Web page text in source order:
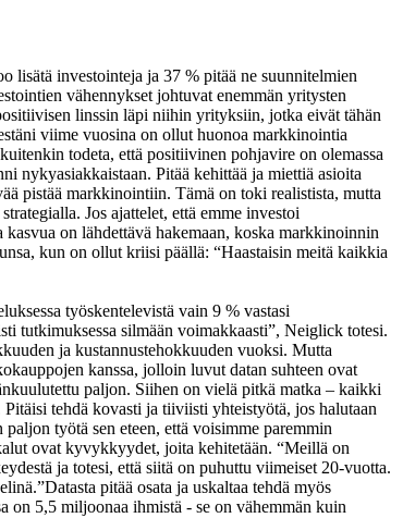
lisätä investointeja ja 37 % pitää ne suunnitelmien
vähennykset johtuvat enemmän yritysten
linssin läpi niihin yrityksiin, jotka eivät tähän
viime vuosina on ollut huonoa markkinointia
todeta, että positiivinen pohjavire on olemassa
nykyasiakkaistaan. Pitää kehittää ja miettiä asioita
pistää markkinointiin. Tämä on toki realistista, mutta
Jos ajattelet, että emme investoi
on lähdettävä hakemaan, koska markkinoinnin
kun on ollut kriisi päällä: “Haastaisin meitä kaikkia
työskentelevistä vain 9 % vastasi
tutkimuksessa silmään voimakkaasti”, Neiglick totesi.
ja kustannustehokkuuden vuoksi. Mutta
kanssa, jolloin luvut datan suhteen ovat
paljon. Siihen on vielä pitkä matka – kaikki
tehdä kovasti ja tiiviisti yhteistyötä, jos halutaan
työtä sen eteen, että voisimme paremmin
ovat kyvykkyydet, joita kehitetään. “Meillä on
ja totesi, että siitä on puhuttu viimeiset 20-vuotta.
Datasta pitää osata ja uskaltaa tehdä myös
on 5,5 miljoonaa ihmistä - se on vähemmän kuin